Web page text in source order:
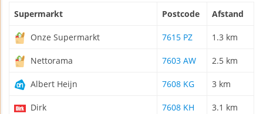
Supermarkt Postcode Afstand
Onze Supermarkt 7615 PZ 1.3 km
Nettorama 7603 AW 2.5 km
Albert Heijn 7608 KG 3 km
Dirk 7608 KH 3.1 km